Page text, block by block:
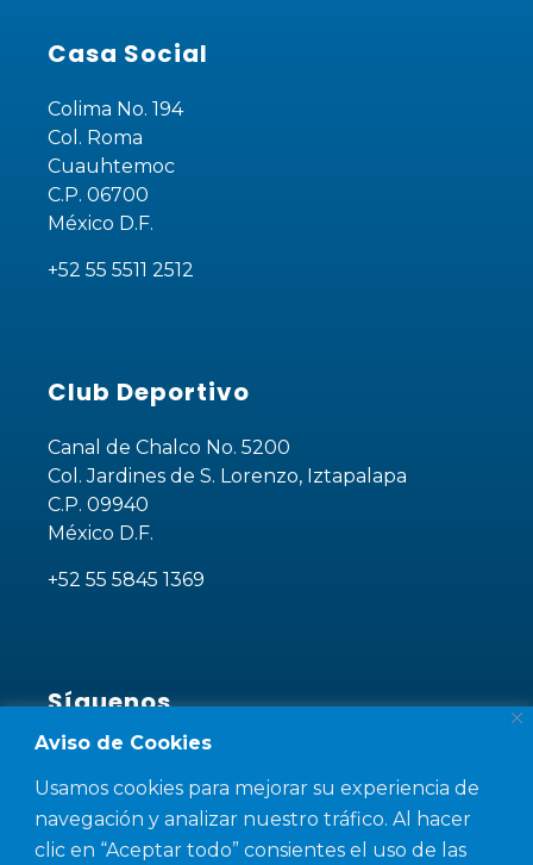
Aviso de Cookies
Usamos cookies para mejorar su experiencia de
navegación y analizar nuestro tráfico. Al hacer
clic en “Aceptar todo” consientes el uso de las
Casa Social
Colima No. 194
Col. Roma
Cuauhtemoc
C.P. 06700
México D.F.
+52 55 5511 2512
Club Deportivo
Canal de Chalco No. 5200
Col. Jardines de S. Lorenzo, Iztapalapa
C.P. 09940
México D.F.
+52 55 5845 1369
Síguenos
¡Sé parte de nuestra comunidad!